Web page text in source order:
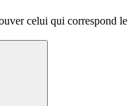
celui qui correspond le